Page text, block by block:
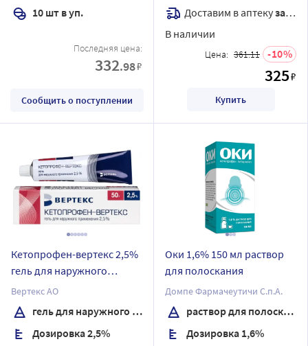
10 шт в уп.
Последняя цена:
332.98₽
Сообщить о поступлении
Доставим в аптекузавтра
В наличии
Цена: 361.11 10
325₽
Купить
Кетопрофен-вертекс 2,5%
гель для наружного
применения 50 гр
Вертекс АО
гель для наружного применения
Дозировка 2,5%
Оки 1,6% 150 мл раствор
для полоскания
Домпе Фармачеутичи С.п.А.
раствор для полоскания
Дозировка 1,6%